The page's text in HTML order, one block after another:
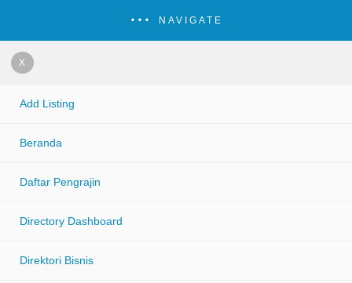
NAVIGATE
X
Add Listing
Beranda
Daftar Pengrajin
Directory Dashboard
Direktori Bisnis